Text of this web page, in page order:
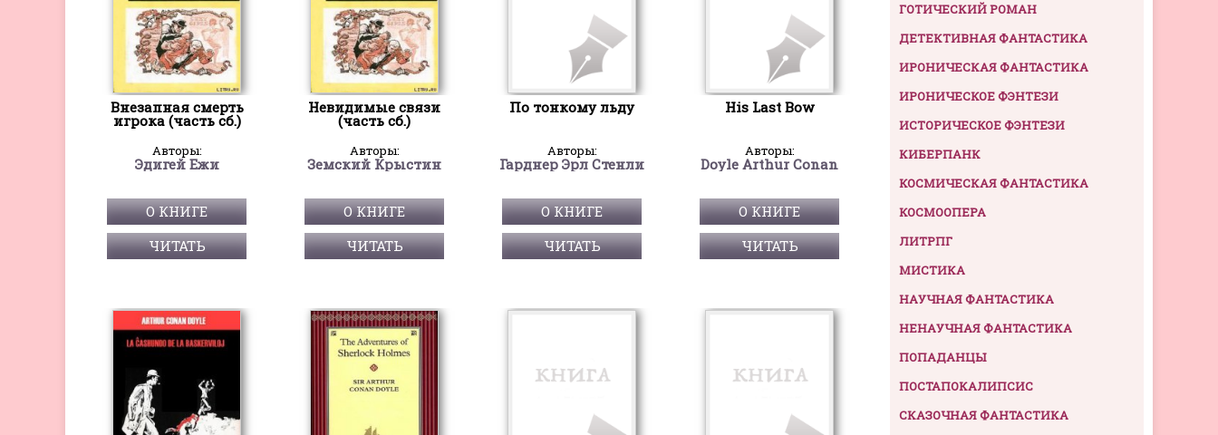
Внезапная смерть
игрока (часть сб.)
Авторы:
Эдигей Ежи
О КНИГЕ
ЧИТАТЬ
Невидимые связи
(часть сб.)
Авторы:
Земский Крыстин
О КНИГЕ
ЧИТАТЬ
По тонкому льду
Авторы:
Гарднер Эрл Стенли
О КНИГЕ
ЧИТАТЬ
His Last Bow
Авторы:
Doyle Arthur Conan
О КНИГЕ
ЧИТАТЬ
ГОТИЧЕСКИЙ РОМАН
ДЕТЕКТИВНАЯ ФАНТАСТИКА
ИРОНИЧЕСКАЯ ФАНТАСТИКА
ИРОНИЧЕСКОЕ ФЭНТЕЗИ
ИСТОРИЧЕСКОЕ ФЭНТЕЗИ
КИБЕРПАНК
КОСМИЧЕСКАЯ ФАНТАСТИКА
КОСМООПЕРА
ЛИТРПГ
МИСТИКА
НАУЧНАЯ ФАНТАСТИКА
НЕНАУЧНАЯ ФАНТАСТИКА
ПОПАДАНЦЫ
ПОСТАПОКАЛИПСИС
СКАЗОЧНАЯ ФАНТАСТИКА